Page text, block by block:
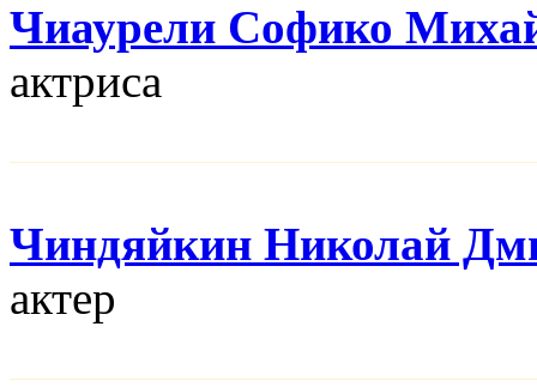
Чиаурели Софико
актриса
Чиндяйкин Николай
актер